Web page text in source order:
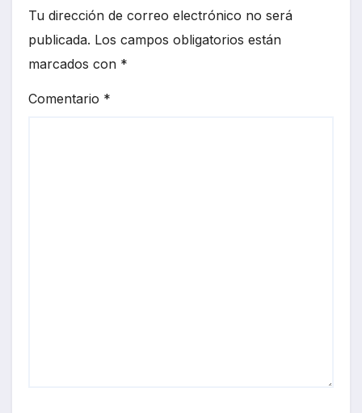
Tu dirección de correo electrónico no será
publicada. Los campos obligatorios están
marcados con *
Comentario *